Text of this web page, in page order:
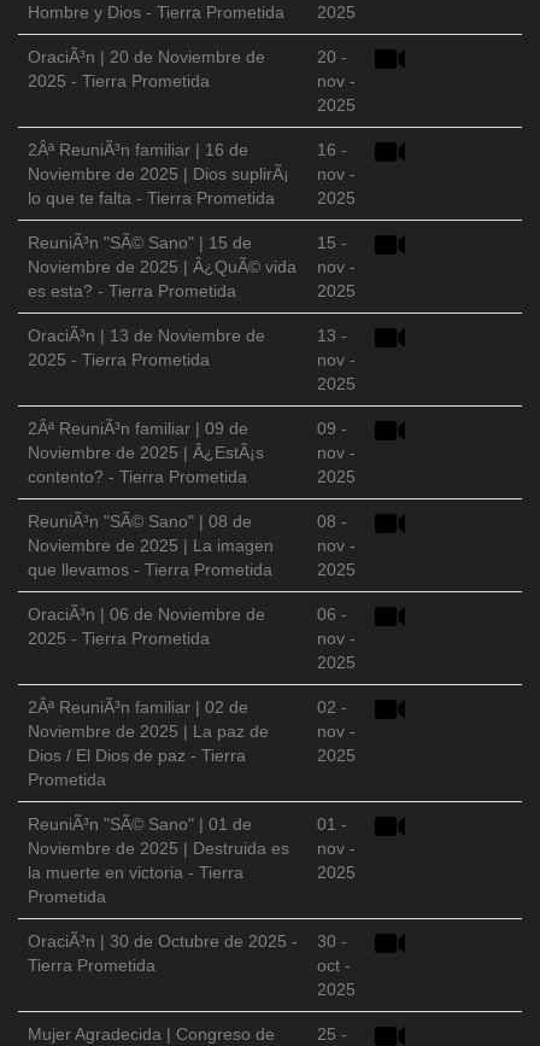
Hombre y Dios - Tierra Prometida
2025
OraciÃ³n | 20 de Noviembre de
2025 - Tierra Prometida
20 -
nov -
2025
2Âª ReuniÃ³n familiar | 16 de
Noviembre de 2025 | Dios suplirÃ¡
lo que te falta - Tierra Prometida
16 -
nov -
2025
ReuniÃ³n "SÃ© Sano" | 15 de
Noviembre de 2025 | Â¿QuÃ© vida
es esta? - Tierra Prometida
15 -
nov -
2025
OraciÃ³n | 13 de Noviembre de
2025 - Tierra Prometida
13 -
nov -
2025
2Âª ReuniÃ³n familiar | 09 de
Noviembre de 2025 | Â¿EstÃ¡s
contento? - Tierra Prometida
09 -
nov -
2025
ReuniÃ³n "SÃ© Sano" | 08 de
Noviembre de 2025 | La imagen
que llevamos - Tierra Prometida
08 -
nov -
2025
OraciÃ³n | 06 de Noviembre de
2025 - Tierra Prometida
06 -
nov -
2025
2Âª ReuniÃ³n familiar | 02 de
Noviembre de 2025 | La paz de
Dios / El Dios de paz - Tierra
Prometida
02 -
nov -
2025
ReuniÃ³n "SÃ© Sano" | 01 de
Noviembre de 2025 | Destruida es
la muerte en victoria - Tierra
Prometida
01 -
nov -
2025
OraciÃ³n | 30 de Octubre de 2025 -
Tierra Prometida
30 -
oct -
2025
Mujer Agradecida | Congreso de
25 -